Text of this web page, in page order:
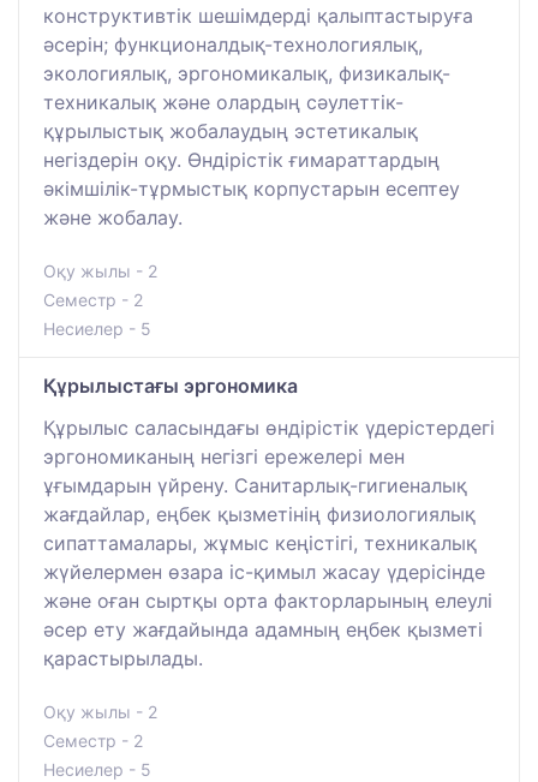
конструктивтік шешімдерді қалыптастыруға
әсерін; функционалдық-технологиялық,
экологиялық, эргономикалық, физикалық-
техникалық және олардың сәулеттік-
құрылыстық жобалаудың эстетикалық
негіздерін оқу. Өндірістік ғимараттардың
әкімшілік-тұрмыстық корпустарын есептеу
және жобалау.
Оқу жылы - 2
Семестр - 2
Несиелер - 5
Құрылыстағы эргономика
Құрылыс саласындағы өндірістік үдерістердегі
эргономиканың негізгі ережелері мен
ұғымдарын үйрену. Санитарлық-гигиеналық
жағдайлар, еңбек қызметінің физиологиялық
сипаттамалары, жұмыс кеңістігі, техникалық
жүйелермен өзара іс-қимыл жасау үдерісінде
және оған сыртқы орта факторларының елеулі
әсер ету жағдайында адамның еңбек қызметі
қарастырылады.
Оқу жылы - 2
Семестр - 2
Несиелер - 5